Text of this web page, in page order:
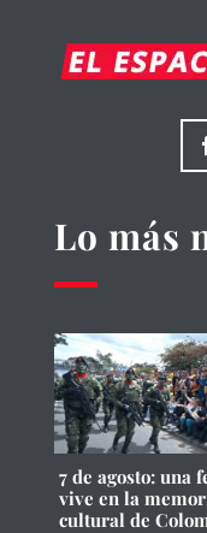
Lo más
7 de agosto: una
vive en la
cultural de